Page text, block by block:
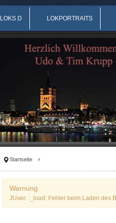
LOKS D LOKPORTRAITS
Startseite
Warnung
JUser: :_load: Fehler beim Laden des